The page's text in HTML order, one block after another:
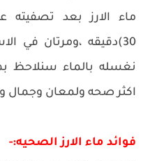
30)دقيقه ،ومرتان في
نغسله بالماء سنلاحظ
اكثر صحه ولمعان وجمال
فوائد ماء الارز الصحيه:-